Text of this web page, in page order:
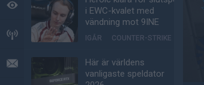
BEVAKAT
HÄNDELSER
i EWC-kvalet med
vändning mot 9INE
IGÅR COUNTER-STRIKE
Här är världens
vanligaste speldator